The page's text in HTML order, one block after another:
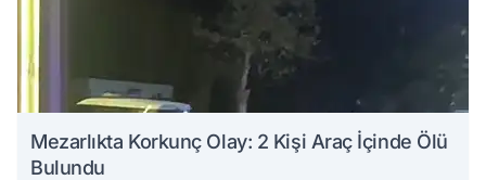
Mezarlıkta Korkunç Olay: 2 Kişi Araç İçinde Ölü
Bulundu